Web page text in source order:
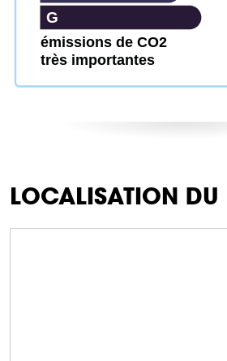
émissions de CO2
très importantes
G
LOCALISATION DU